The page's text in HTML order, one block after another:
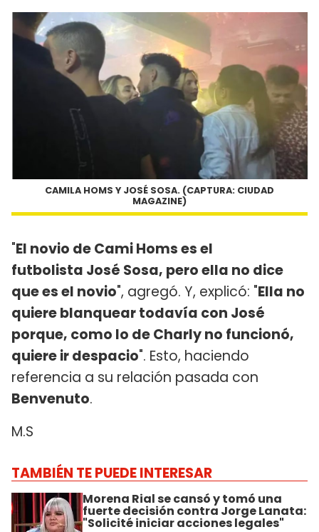
CAMILA HOMS Y JOSÉ SOSA. (CAPTURA: CIUDAD
MAGAZINE)
"El novio de Cami Homs es el
futbolista José Sosa, pero ella no dice
que es el novio", agregó. Y, explicó: "Ella no
quiere blanquear todavía con José
porque, como lo de Charly no funcionó,
quiere ir despacio". Esto, haciendo
referencia a su relación pasada con
Benvenuto.
M.S
TAMBIÉN TE PUEDE INTERESAR
Morena Rial se cansó y tomó una
fuerte decisión contra Jorge Lanata:
"Solicité iniciar acciones legales"